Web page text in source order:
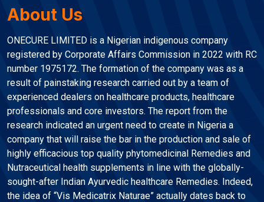
About Us
ONECURE LIMITED is a Nigerian indigenous company
registered by Corporate Affairs Commission in 2022 with RC
number 1975172. The formation of the company was as a
result of painstaking research carried out by a team of
experienced dealers on healthcare products, healthcare
professionals and core investors. The report from the
research indicated an urgent need to create in Nigeria a
company that will raise the bar in the production and sale of
highly efficacious top quality phytomedicinal Remedies and
Nutraceutical health supplements in line with the globally-
sought-after Indian Ayurvedic healthcare Remedies. Indeed,
the idea of “Vis Medicatrix Naturae” actually dates back to